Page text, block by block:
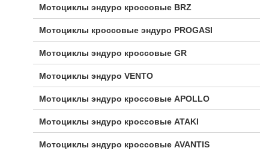
Мотоциклы эндуро кроссовые BRZ
Мотоциклы кроссовые эндуро PROGASI
Мотоциклы эндуро кроссовые GR
Мотоциклы эндуро VENTO
Мотоциклы эндуро кроссовые APOLLO
Мотоциклы эндуро кроссовые ATAKI
Мотоциклы эндуро кроссовые AVANTIS